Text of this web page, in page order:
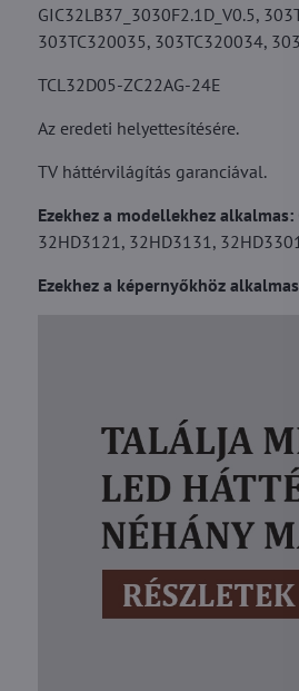
GIC32LB37_3030F2.1D_V0.5,
303TC320035, 303TC320034,
TCL32D05-ZC22AG-24E
Az eredeti helyettesítésére.
TV háttérvilágítás garanciával.
Ezekhez a modellekhez alkalmas:
32HD3121, 32HD3131,
Ezekhez a képernyőkhöz